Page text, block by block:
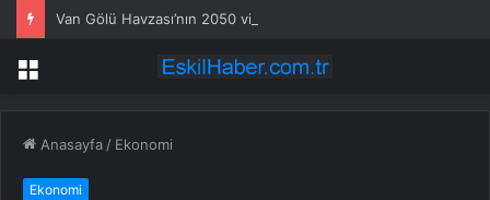
Van Gölü Havzası’nın 2050 vizyonu şekilleniyor
Menü
Anasayfa / Ekonomi
Ekonomi